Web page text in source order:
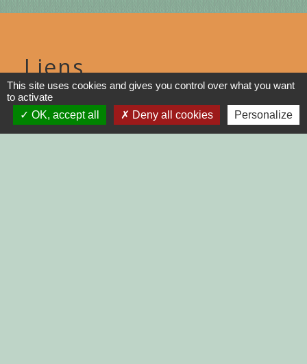
Liens
DINAN AGGLO
CINEMAS DINAN
This site uses cookies and gives you control over what you want
to activate
OK, accept all
Deny all cookies Personalize